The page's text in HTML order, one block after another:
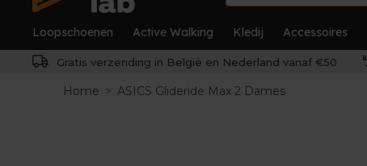
Loopschoenen Active Walking Kledij Accessoires
Gratis verzending in België en Nederland vanaf €50
Home > ASICS Glideride Max 2 Dames